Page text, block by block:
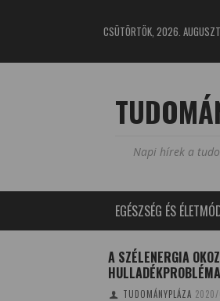
CSÜTÖRTÖK, 2026.
Napi hírek a
EGÉSZSÉG ÉS
A SZÉLENERGIA
HULLADÉKPROBLÉMA
TUDOMÁNYPLÁZA